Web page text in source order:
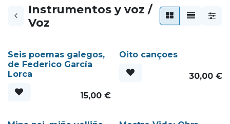
Instrumentos y voz /
Voz
Seis poemas galegos,
de Federico García
Lorca
15,00€
Oito cançoes
30,00€